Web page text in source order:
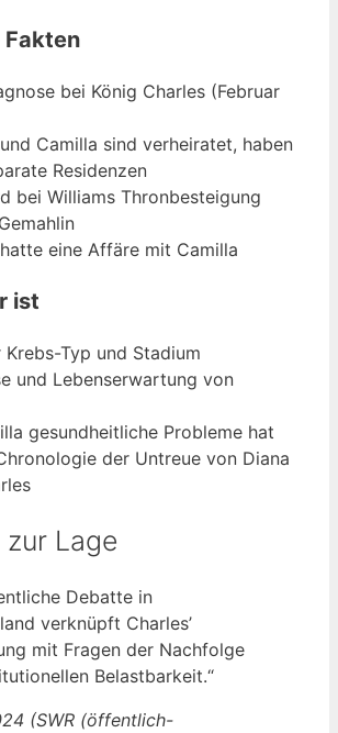
bei König Charles (Februar
Camilla sind verheiratet, haben
Residenzen
bei Williams Thronbesteigung
eine Affäre mit Camilla
ist
Krebs-Typ und Stadium
und Lebenserwartung von
gesundheitliche Probleme hat
der Untreue von Diana
Lage
Debatte in
verknüpft Charles’
mit Fragen der Nachfolge
Belastbarkeit.“
(SWR (öffentlich-